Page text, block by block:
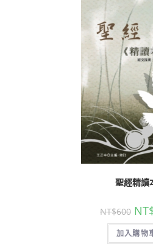
聖經精讀
NT$600
加入購物